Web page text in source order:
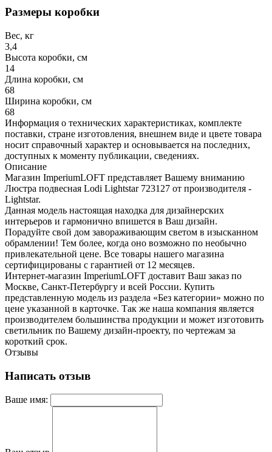
Размеры коробки
Вес, кг
3,4
Высота коробки, см
14
Длина коробки, см
68
Ширина коробки, см
68
Информация о технических характеристиках, комплекте
поставки, стране изготовления, внешнем виде и цвете товара
носит справочный характер и основывается на последних,
доступных к моменту публикации, сведениях.
Описание
Магазин ImperiumLOFT представляет Вашему вниманию
Люстра подвесная Lodi Lightstar 723127 от производителя -
Lightstar.
Данная модель настоящая находка для дизайнерских
интерьеров и гармонично впишется в Ваш дизайн.
Порадуйте свой дом завораживающим светом в изысканном
обрамлении! Тем более, когда оно возможно по необычно
привлекательной цене. Все товары нашего магазина
сертифицированы с гарантией от 12 месяцев.
Интернет-магазин ImperiumLOFT доставит Ваш заказ по
Москве, Санкт-Петербургу и всей России. Купить
представленную модель из раздела «Без категории» можно по
цене указанной в карточке. Так же наша компания является
производителем большинства продукции и может изготовить
светильник по Вашему дизайн-проекту, по чертежам за
короткий срок.
Отзывы
Написать отзыв
Ваше имя: